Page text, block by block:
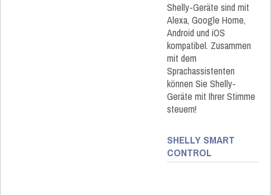
Shelly-Geräte sind mit
Alexa, Google Home,
Android und iOS
kompatibel. Zusammen
mit dem
Sprachassistenten
können Sie Shelly-
Geräte mit Ihrer Stimme
steuern!
SHELLY SMART
CONTROL